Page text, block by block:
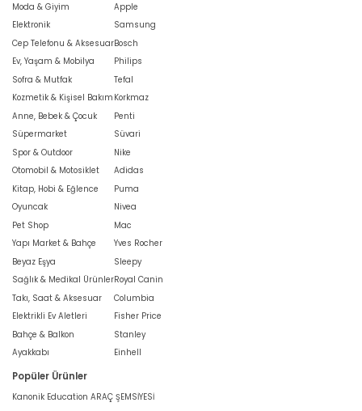
Moda & Giyim
Elektronik
Cep Telefonu & Aksesuar
Ev, Yaşam & Mobilya
Sofra & Mutfak
Kozmetik & Kişisel Bakım
Anne, Bebek & Çocuk
Süpermarket
Spor & Outdoor
Otomobil & Motosiklet
Kitap, Hobi & Eğlence
Oyuncak
Pet Shop
Yapı Market & Bahçe
Beyaz Eşya
Sağlık & Medikal Ürünler
Takı, Saat & Aksesuar
Elektrikli Ev Aletleri
Bahçe & Balkon
Ayakkabı
Apple
Samsung
Bosch
Philips
Tefal
Korkmaz
Penti
Süvari
Nike
Adidas
Puma
Nivea
Mac
Yves Rocher
Sleepy
Royal Canin
Columbia
Fisher Price
Stanley
Einhell
Popüler Ürünler
Kanonik Education ARAÇ ŞEMSİYESİ